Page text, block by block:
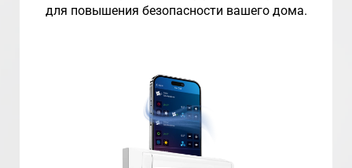
для повышения безопасности вашего дома.